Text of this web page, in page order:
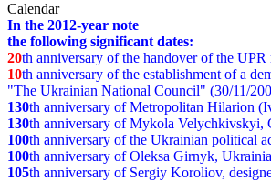
Calendar
In the 2012-year note
the following significant dates:
20th anniversary of the handover of the
10th anniversary of the establishment of a
"The Ukrainian National Council" (30/11/
130th anniversary of Metropolitan Hilarion
130th anniversary of Mykola Velychkivskyi,
100th anniversary of the Ukrainian political
100th anniversary of Oleksa Girnyk,
105th anniversary of Sergiy Koroliov,